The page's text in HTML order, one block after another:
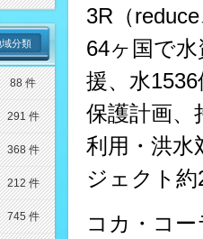
3R（
64ヶ国で
援、水
保護計画、
利用・洪水
ジェクト
コカ・コ
域分類
88 件
291 件
368 件
212 件
745 件